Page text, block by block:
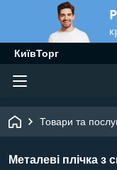
КиївТорг
Товари та
Металеві плічка з